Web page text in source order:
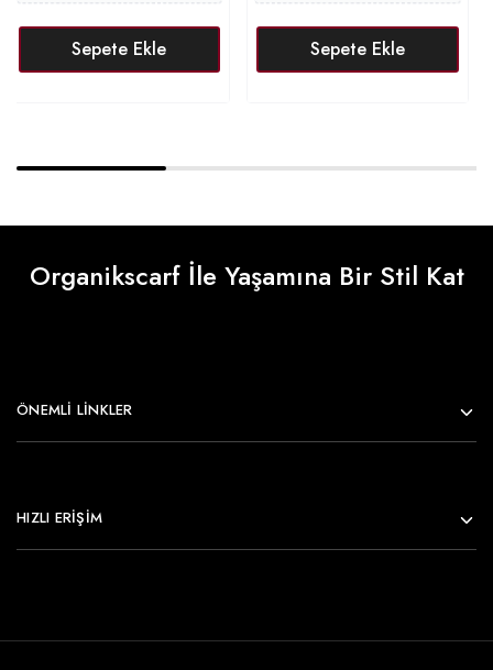
Sepete Ekle Sepete Ekle
Organikscarf İle Yaşamına Bir Stil Kat
ÖNEMLI LINKLER
HIZLI ERİŞİM